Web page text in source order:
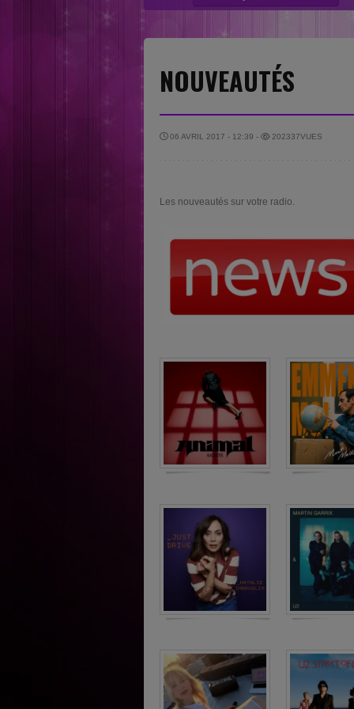
“Nouvelles sensations” category....
ravis que « The Way You Shine »...
NOUVEAUTÉS
06 AVRIL 2017 - 12:39 - 202337VUES
Les nouveautés sur votre radio.